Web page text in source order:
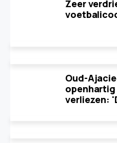
Zeer
Oud-
verliezen: